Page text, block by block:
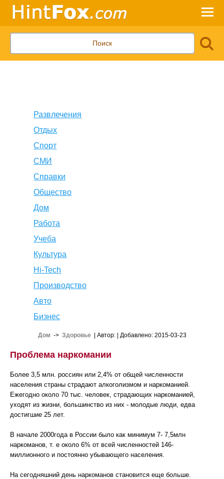
Развлечения
Отдых
Спорт
СМИ
Справки
Общество
Дом
Работа
Учеба
Культура
Hi-Tech
Производство
Авто
Бизнес
Дом -> Здоровье| Автор: | Добавлено: 2015-03-23
Проблема наркомании
Более 3,5 млн. россиян или 2,4% от общей численности
населения страны страдают алкоголизмом и наркоманией.
Ежегодно около 70 тыс. человек, страдающих наркоманией,
уходят из жизни, большинство из них - молодые люди, едва
достигшие 25 лет.
В начале 2000года в России было как минимум 7- 7,5млн
наркоманов, т. е около 6% от всей численностей 146-
миллионного и постоянно убывающего населения.
На сегодняшний день наркоманов становится еще больше.